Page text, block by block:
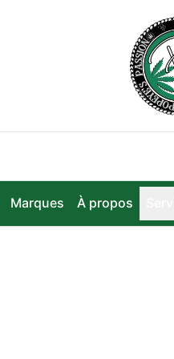
Marques À propos